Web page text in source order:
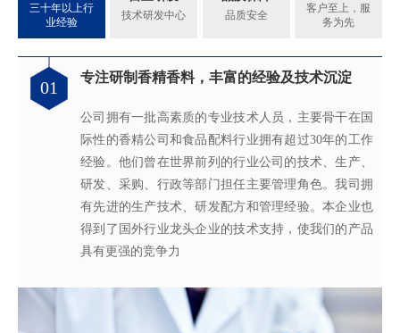
三十年以上行
业经验
技术研发中心 品质安全
客户至上，服
务为先
01
专注研制香精香料，丰富的经验及技术沉淀
公司拥有一批高素质的专业技术人员，主要骨干在国
际性的香精公司和食品配料行业拥有超过30年的工作
经验。他们曾在世界前列的行业公司的技术、生产、
研发、采购、行政等部门担任主要管理角色。我司拥
有先进的生产技术、研发配方和管理经验。本企业也
得到了国外行业龙头企业的技术支持，使我们的产品
具有更强的竞争力
02
满足客户不同的调香需求
拥有独立的香精香料技术研发实验室和生产车间，可
为客户提供适合、满意，高性价比的高品质香精。
03
完善的质量管理体系
从2005年起，公司就建立了国际认可的ISO9001：
2015质量管理体系及ISO22000：2018 食品安全管理体
系，为所有产品质量稳定性及食用安全性保驾护航。
04
真心酿香味 芬芳传五洲
轩宇的应用及技术服务中心，汇聚了多位优秀的技术
工程师从事香精香料在各类产品中的开发应用，能高
效地针对客户需求打造不同产品，满 足客户对提高其
产品质量以及缩短交货期的需求。